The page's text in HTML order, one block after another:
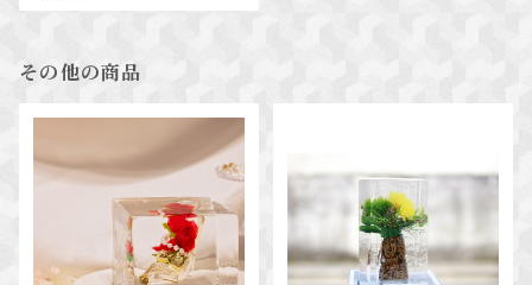
その他の商品